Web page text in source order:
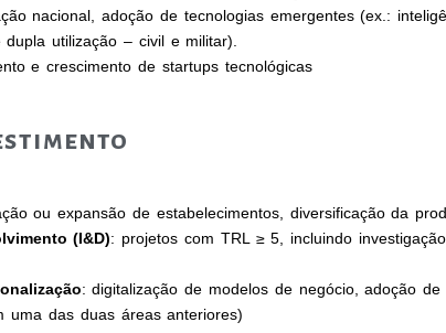
nacional, adoção de tecnologias emergentes (ex.:
utilização – civil e militar).
e crescimento de startups tecnológicas
ou expansão de estabelecimentos, diversificação da
(I&D): projetos com TRL ≥ 5, incluindo
: digitalização de modelos de negócio, adoção
uma das duas áreas anteriores)